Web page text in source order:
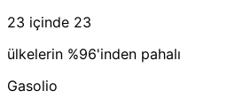
23 içinde 23
ülkelerin %96'inden pahalı
Gasolio